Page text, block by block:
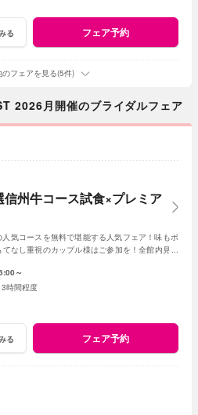
る フェア予約
のフェアを見る(5件)
2026月開催のブライダルフェア
信州牛コース試食×プレミア
気コースを無料で堪能する人気フェア！味もボ
なし重視のカップル様はご参加を！全館内見学
～
3時間程度
る フェア予約